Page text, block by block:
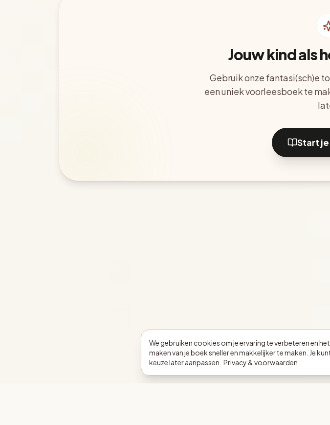
Jouw kind als
Gebruik onze fantasi(sch)e
een uniek voorleesboek te
Start
We gebruiken cookies om je ervaring te verbeteren en het
maken van je boek sneller en makkelijker te maken. Je
keuze later aanpassen. Privacy & voorwaarden